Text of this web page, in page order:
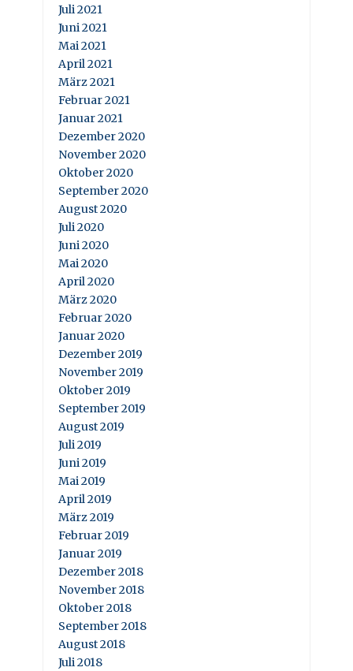
Juli 2021
Juni 2021
Mai 2021
April 2021
März 2021
Februar 2021
Januar 2021
Dezember 2020
November 2020
Oktober 2020
September 2020
August 2020
Juli 2020
Juni 2020
Mai 2020
April 2020
März 2020
Februar 2020
Januar 2020
Dezember 2019
November 2019
Oktober 2019
September 2019
August 2019
Juli 2019
Juni 2019
Mai 2019
April 2019
März 2019
Februar 2019
Januar 2019
Dezember 2018
November 2018
Oktober 2018
September 2018
August 2018
Juli 2018